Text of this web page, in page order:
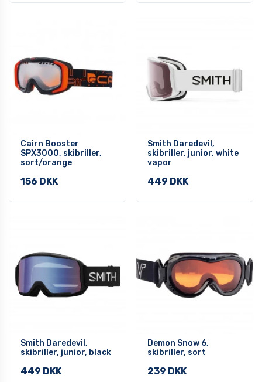
Cairn Booster
SPX3000, skibriller,
sort/orange
156 DKK
Smith Daredevil,
skibriller, junior, white
vapor
449 DKK
Smith Daredevil,
skibriller, junior, black
449 DKK
Demon Snow 6,
skibriller, sort
239 DKK